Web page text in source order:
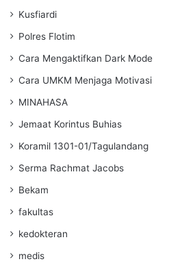
Kusfiardi
Polres Flotim
Cara Mengaktifkan Dark Mode
Cara UMKM Menjaga Motivasi
MINAHASA
Jemaat Korintus Buhias
Koramil 1301-01/Tagulandang
Serma Rachmat Jacobs
Bekam
fakultas
kedokteran
medis